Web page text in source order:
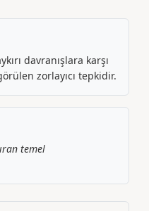
davranışlara karşı
zorlayıcı tepkidir.
temel